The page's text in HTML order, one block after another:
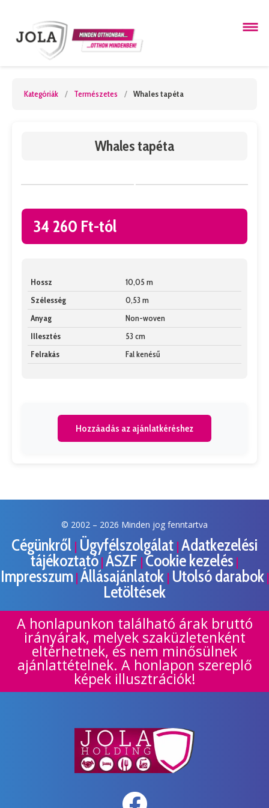
Kategóriák / Természetes / Whales tapéta
Whales tapéta
34 260 Ft-tól
Hossz
10,05 m
Szélesség
0,53 m
Anyag
Non-woven
Illesztés
53 cm
Felrakás
Fal kenésű
Hozzáadás az ajánlatkéréshez
© 2002 – 2026 Minden jog fenntartva
Cégünkről | Ügyfélszolgálat | Adatkezelési
tájékoztató | ÁSZF | Cookie kezelés |
Impresszum| Állásajánlatok | Utolsó darabok|
Letöltések
A honlapunkon található árak bruttó
irányárak, melyek szaküzletenként
eltérhetnek, és nem minősülnek
ajánlattételnek. A honlapon szereplő
képek illusztrációk!